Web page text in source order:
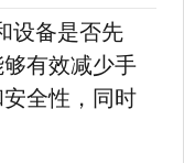
设备是否先
有效减少手
全性，同时